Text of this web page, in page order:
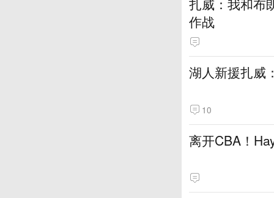
作战
湖人新援扎威
10
离开CBA！